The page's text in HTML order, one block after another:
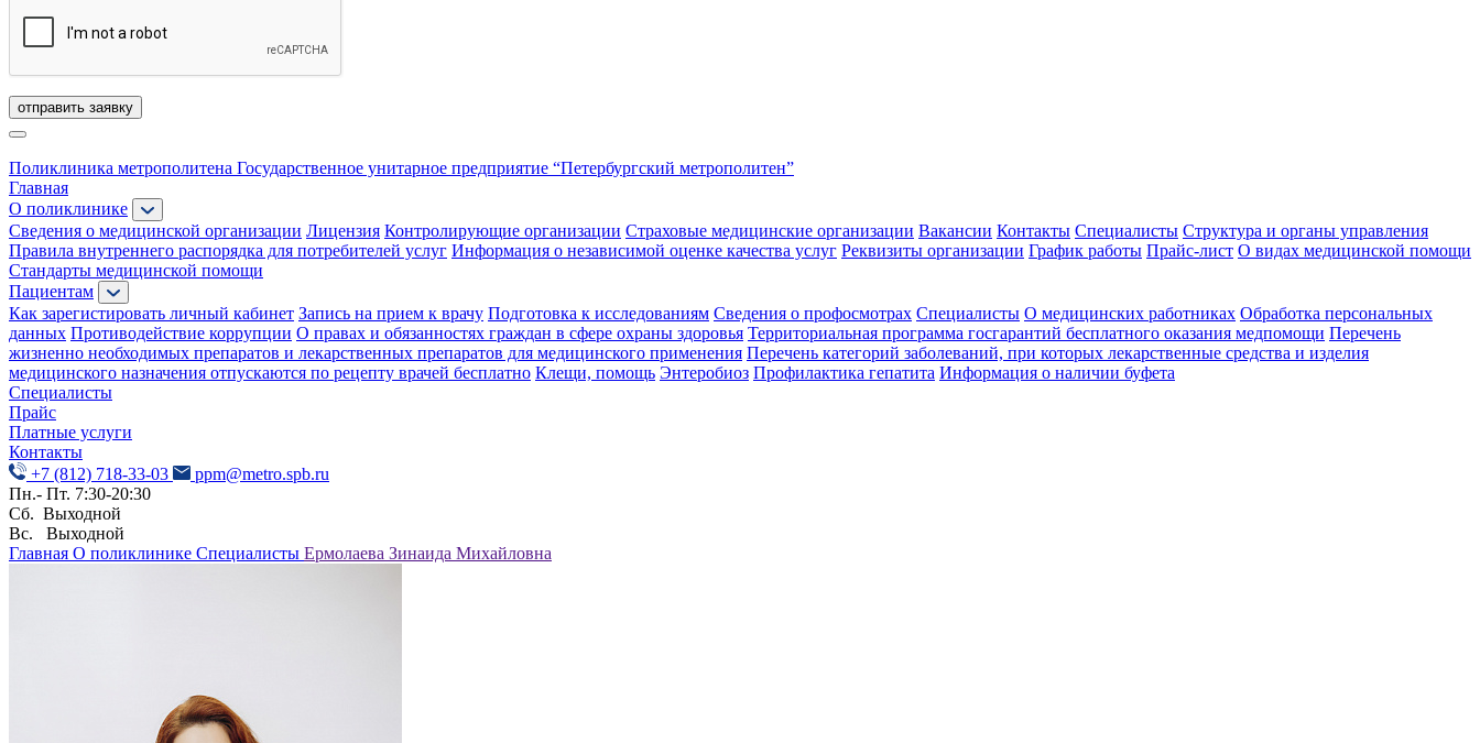
отправить заявку
Поликлиника метрополитена Государственное унитарное предприятие “Петербургский метрополитен”
Главная
О поликлинике
Сведения о медицинской организации Лицензия Контролирующие организации Страховые медицинские организации Вакансии Контакты Специалисты Структура и органы управления
Правила внутреннего распорядка для потребителей услуг Информация о независимой оценке качества услуг Реквизиты организации График работы Прайс-лист О видах медицинской помощи
Стандарты медицинской помощи
Пациентам
Как зарегистировать личный кабинет Запись на прием к врачу Подготовка к исследованиям Сведения о профосмотрах Специалисты О медицинских работниках Обработка персональных
данных Противодействие коррупции О правах и обязанностях граждан в сфере охраны здоровья Территориальная программа госгарантий бесплатного оказания медпомощи Перечень
жизненно необходимых препаратов и лекарственных препаратов для медицинского применения Перечень категорий заболеваний, при которых лекарственные средства и изделия
медицинского назначения отпускаются по рецепту врачей бесплатно Клещи, помощь Энтеробиоз Профилактика гепатита Информация о наличии буфета
Специалисты
Прайс
Платные услуги
Контакты
+7 (812) 718-33-03
ppm@metro.spb.ru
Пн.- Пт. 7:30-20:30
Сб. Выходной
Вс. Выходной
Главная О поликлинике Специалисты Ермолаева Зинаида Михайловна